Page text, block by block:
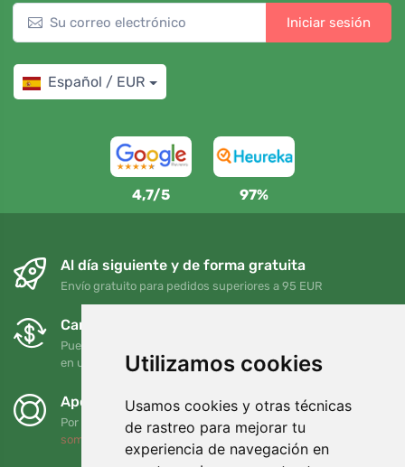
Utilizamos cookies
Usamos cookies y otras técnicas
de rastreo para mejorar tu
experiencia de navegación en
Iniciar sesión
Español / EUR
4,7/5 97%
Al día siguiente y de forma gratuita
Envío gratuito para pedidos superiores a 95 EUR
Cambios y devoluciones gratuitos
Puede devolver o cambiar su pedido en cualquier momento
en un plazo de 90 días
Apoyamos a Trees.org
Por cada pedido plantamos un árbol. Leer más
somos